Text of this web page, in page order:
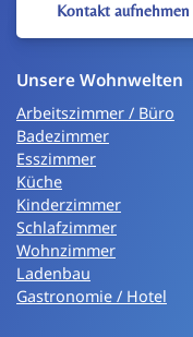
Kontakt aufnehmen
Unsere Wohnwelten
Arbeitszimmer / Büro
Badezimmer
Esszimmer
Küche
Kinderzimmer
Schlafzimmer
Wohnzimmer
Ladenbau
Gastronomie / Hotel